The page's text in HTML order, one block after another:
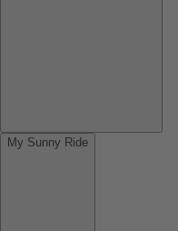
My Sunny Ride